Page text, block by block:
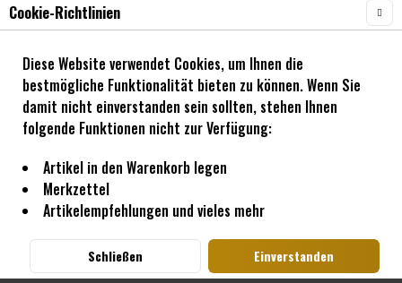
NOA BL-EVO DH Adapter 150/12mm
Cookie-Richtlinien
Diese Website verwendet Cookies, um Ihnen die
bestmögliche Funktionalität bieten zu können. Wenn Sie
damit nicht einverstanden sein sollten, stehen Ihnen
folgende Funktionen nicht zur Verfügung:
Artikel in den Warenkorb legen
Merkzettel
Artikelempfehlungen und vieles mehr
Einverstanden
Schließen